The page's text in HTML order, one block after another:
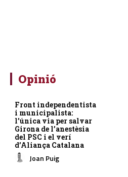
Opinió
Front independentista
i municipalista:
l’única via per salvar
Girona de l’anestèsia
del PSC i el verí
d’Aliança Catalana
Joan Puig